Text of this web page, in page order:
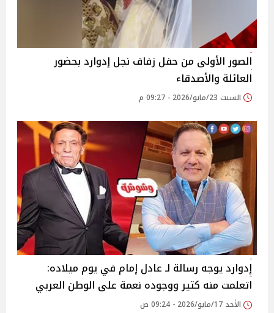
الصور الأولى من حفل زفاف نجل إدوارد بحضور
العائلة والأصدقاء
السبت 23/مايو/2026 - 09:27 م
إدوارد يوجه رسالة لـ عادل إمام في يوم ميلاده:
اتعلمت منه كتير ووجوده نعمة على الوطن العربي
الأحد 17/مايو/2026 - 09:24 ص